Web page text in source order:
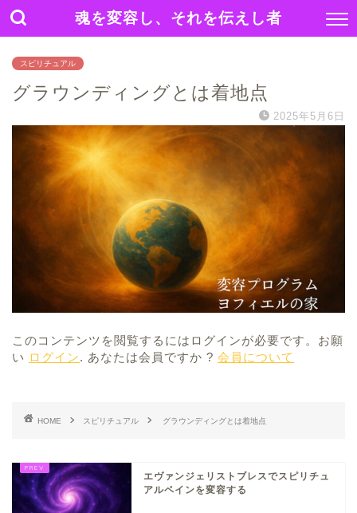
魂を変容し、それを伝えし者
スピリチュアル
グラウンディングとは着地点
2025年5月6日
このコンテンツを閲覧するにはログインが必要です。お願
い ログイン. あなたは会員ですか ? 会員について
HOME スピリチュアル グラウンディングとは着地点
エヴァンジェリストブレスでスピリチュ
アルペインを変容する